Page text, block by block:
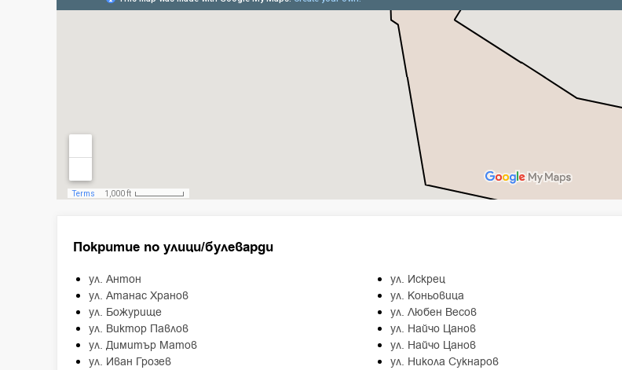
Покритие по улици/булеварди
ул. Антон
ул. Атанас Хранов
ул. Божурище
ул. Виктор Павлов
ул. Димитър Матов
ул. Иван Грозев
ул. Искрец
ул. Коньовица
ул. Любен Весов
ул. Найчо Цанов
ул. Найчо Цанов
ул. Никола Сукнаров